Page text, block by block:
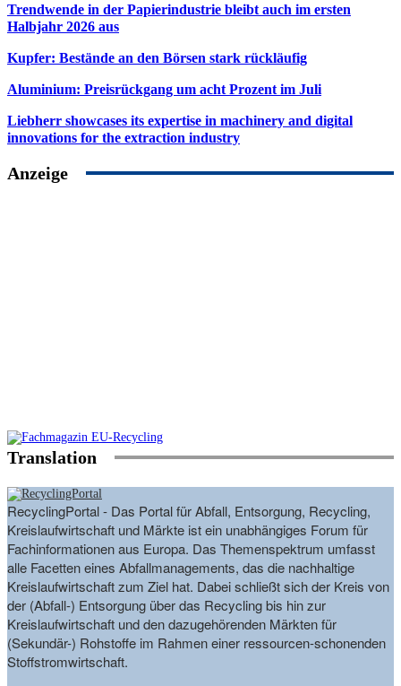
Trendwende in der Papierindustrie bleibt auch im ersten
Halbjahr 2026 aus
Kupfer: Bestände an den Börsen stark rückläufig
Aluminium: Preisrückgang um acht Prozent im Juli
Liebherr showcases its expertise in machinery and digital
innovations for the extraction industry
Anzeige
Translation
RecyclingPortal - Das Portal für Abfall, Entsorgung, Recycling,
Kreislaufwirtschaft und Märkte ist ein unabhängiges Forum für
Fachinformationen aus Europa. Das Themenspektrum umfasst
alle Facetten eines Abfallmanagements, das die nachhaltige
Kreislaufwirtschaft zum Ziel hat. Dabei schließt sich der Kreis von
der (Abfall-) Entsorgung über das Recycling bis hin zur
Kreislaufwirtschaft und den dazugehörenden Märkten für
(Sekundär-) Rohstoffe im Rahmen einer ressourcen-schonenden
Stoffstromwirtschaft.